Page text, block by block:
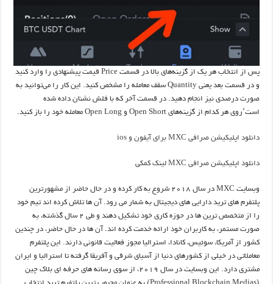
پس از انتخاب هر یک از گزینه‌های بالا در قسمت Price قیمت پیشنهادی را وارد کنید
و در قسمت بعد یعنی Quantity سقف معامله را مشخص کنید. این کار را می‌توانید به
صورت درصدی نیز انجام دهید. در قسمت آخر که با فلش نشنان داده شده
است٬‌روی هر کدام از گزینه‌های Open Short و Open Long معامله خود را باز کنید.
دانلود اپلیکیشن صرافی MXC برای آیفون و ios
دانلود اپلیکیشن صرافی MXC لینک کمک ی
وبسایت MXC در سال ۲۰۱۸ شروع به کار کرده و در حال حاضر از مشهورترین
پلتفرم های ترید دارایی های دیجیتال به شمار می رود. آن ها تلاش کرده اند تیم خود
را از متخصص ترین ها در حوزه کاری خود تشکیل دهند و طی ۲ سال گذشته، به
صورت مستمر، به کاربران خود ارائه خدمت کرده اند. آن ها در حال حاضر، در چندین
کشور از آمریکا، سوئیس، کانادا، استرالیا مجوز فعالیت قانونی دارند. این پلتفرم
معاملاتی در خیلی از کشورهای دنیا از آسیای شرقی و آفریقا گرفته تا استرالیا و ایران
مشتری دارد. این وبسایت در سال ۲۰۱۹، از سوی رسانه های حرفه ای بلاک چین